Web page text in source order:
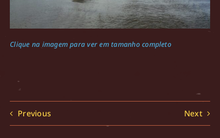
Clique na imagem para ver em tamanho completo
Previous Next